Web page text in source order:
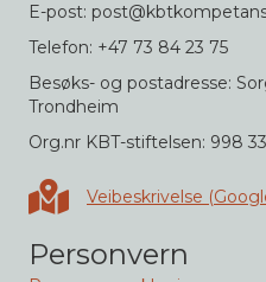
E-post:
Telefon: +47 73 84 23 75
Besøks- og postadresse:
Trondheim
Org.nr KBT-stiftelsen: 998
Veibeskrivelse i Google
Veibeskrivelse
Personvern